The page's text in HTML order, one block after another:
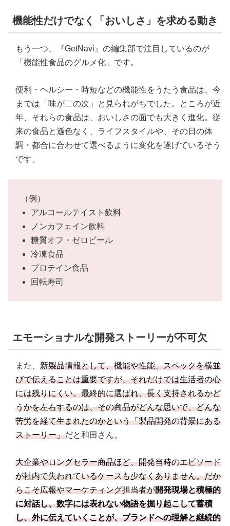
機能性だけでなく「おいしさ」を求める動き
もう一つ、『GetNavi』の編集部で注目しているのが
「機能性食品のグルメ化」です。
便利・ヘルシー・時短などの機能性をうたう食品は、今
までは「味が二の次」と見られがちでした。ところが近
年、それらの食品は、おいしさの面でも大きく進化。従
来の食品と遜色なく、ライフスタイルや、その日の体
調・都合に合わせて選べるように変化を遂げているそう
です。
（例）
アルコールテイスト飲料
ノンカフェイン飲料
糖質オフ・ゼロビール
冷凍食品
プロテイン食品
回転寿司
エモーショナルな開発ストーリーが不可欠
また、 新製品情報として、機能や性能、スペックを横並
びで伝えることは重要ですが、それだけでは生活者の心
には残りにくい。最終的に選ばれ、長く支持されるかど
うかを左右するのは、その商品がどんな思いで、どんな
苦労を経て生まれたのかという「製品開発の背景にある
ストーリー」だと和田さん。
大企業やロングセラー商品ほど、開発当時のエピソード
が社内で失われているケースも少なくありません。だか
らこそ広報やマーケティング担当者が開発現場と積極的
に対話し、数字には表れない物語を掘り起こして蓄積
し、外に伝えていくことが、ブランドへの理解と継続的